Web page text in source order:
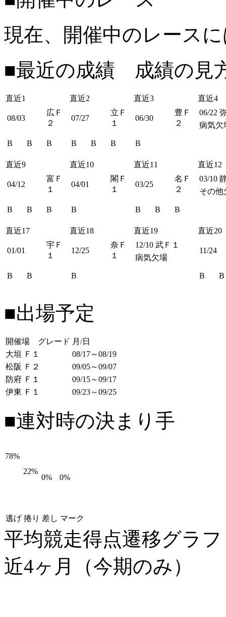
現在、開催中のレース
■最近の成績 成績の見
直近1 直近2 直近3 直近4
08/03
広Ｆ
２
B B B
07/27
立Ｆ
１
B B B
06/30
豊Ｆ
２
B
06/22
病気欠
直近9 直近10 直近11 直近12
04/12
富Ｆ
１
B B B
04/01
閣Ｆ
１
B
03/25
名Ｆ
２
B B B
03/10
その他
直近17 直近18 直近19 直近20
01/01
宇Ｆ
１
B B
12/25
奈Ｆ
１
B
12/10 武Ｆ１
病気欠場
11/24
B B
■出場予定
開催場 グレード 月/日
大垣 Ｆ１
08/17～08/19
松阪 Ｆ２
09/05～09/07
防府 Ｆ１
09/15～09/17
伊東 Ｆ１
09/23～09/25
■連対時の決まり手
78%
22%
0% 0%
逃げ 捲り 差し マーク
平均競走得点遷移グラ
近4ヶ月（今期のみ）